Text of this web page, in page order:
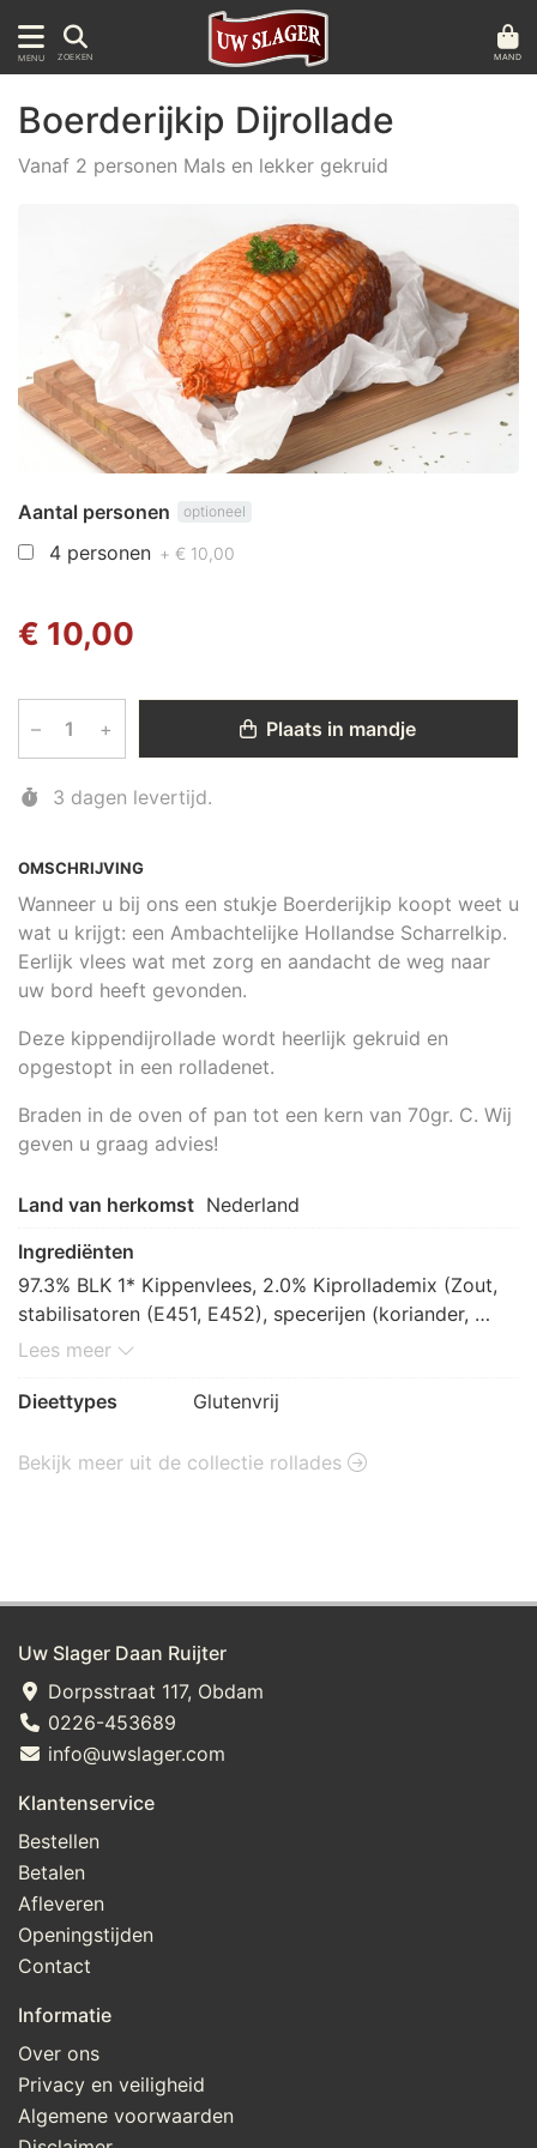
MENU ZOEKEN MAND
OMSCHRIJVING
Wanneer u bij ons een stukje Boerderijkip koopt weet u
wat u krijgt: een Ambachtelijke Hollandse Scharrelkip.
Eerlijk vlees wat met zorg en aandacht de weg naar
uw bord heeft gevonden.
Deze kippendijrollade wordt heerlijk gekruid en
opgestopt in een rolladenet.
Braden in de oven of pan tot een kern van 70gr. C. Wij
geven u graag advies!
Boerderijkip Dijrollade
Vanaf 2 personen Mals en lekker gekruid
Aantal personen optioneel
4 personen + € 10,00
€ 10,00
– + Plaats in mandje
3 dagen levertijd.
Land van herkomst Nederland
Ingrediënten
97.3% BLK 1* Kippenvlees, 2.0% Kiprollademix (Zout,
stabilisatoren (E451, E452), specerijen (koriander,
peper, foelie, fenegriek,
gember, piment, kruidnagel, selderijzaad, kardemom,
glucosestroop, gistextract, zoethoutpoeder, kruid
KNOLSELDERIJpoeder.
Lees meer
Dieettypes Glutenvrij
Bekijk meer uit de collectie rollades
Uw Slager Daan Ruijter
Dorpsstraat 117, Obdam
0226-453689
info@uwslager.com
Klantenservice
Bestellen
Betalen
Afleveren
Openingstijden
Contact
Informatie
Over ons
Privacy en veiligheid
Algemene voorwaarden